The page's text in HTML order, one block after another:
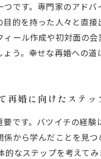
です。専門家のアド
的を持った人々と直
ール作成や初対面の
う。幸せな再婚への道
再婚に向けたステッ
です。バツイチの経
から学んだことを見
的なステップを考えて